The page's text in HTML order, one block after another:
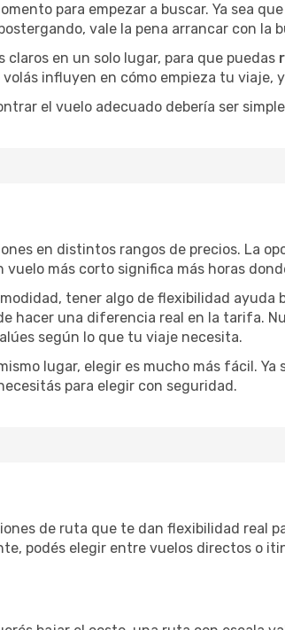
para empezar a buscar. Ya sea
vale la pena arrancar con la
en un solo lugar, para que puedas
influyen en cómo empieza tu viaje,
el vuelo adecuado debería ser
en distintos rangos de precios. La
más corto significa más horas
tener algo de flexibilidad ayuda
hacer una diferencia real en la tarifa.
según lo que tu viaje necesita.
lugar, elegir es mucho más fácil. Ya
para elegir con seguridad.
de ruta que te dan flexibilidad real
podés elegir entre vuelos directos o